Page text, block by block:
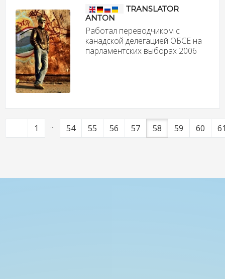
TRANSLATOR
ANTON
Работал переводчиком с
канадской делегацией ОБСЕ на
парламентских выборах 2006
1 ... 54 55 56 57 58 59 60